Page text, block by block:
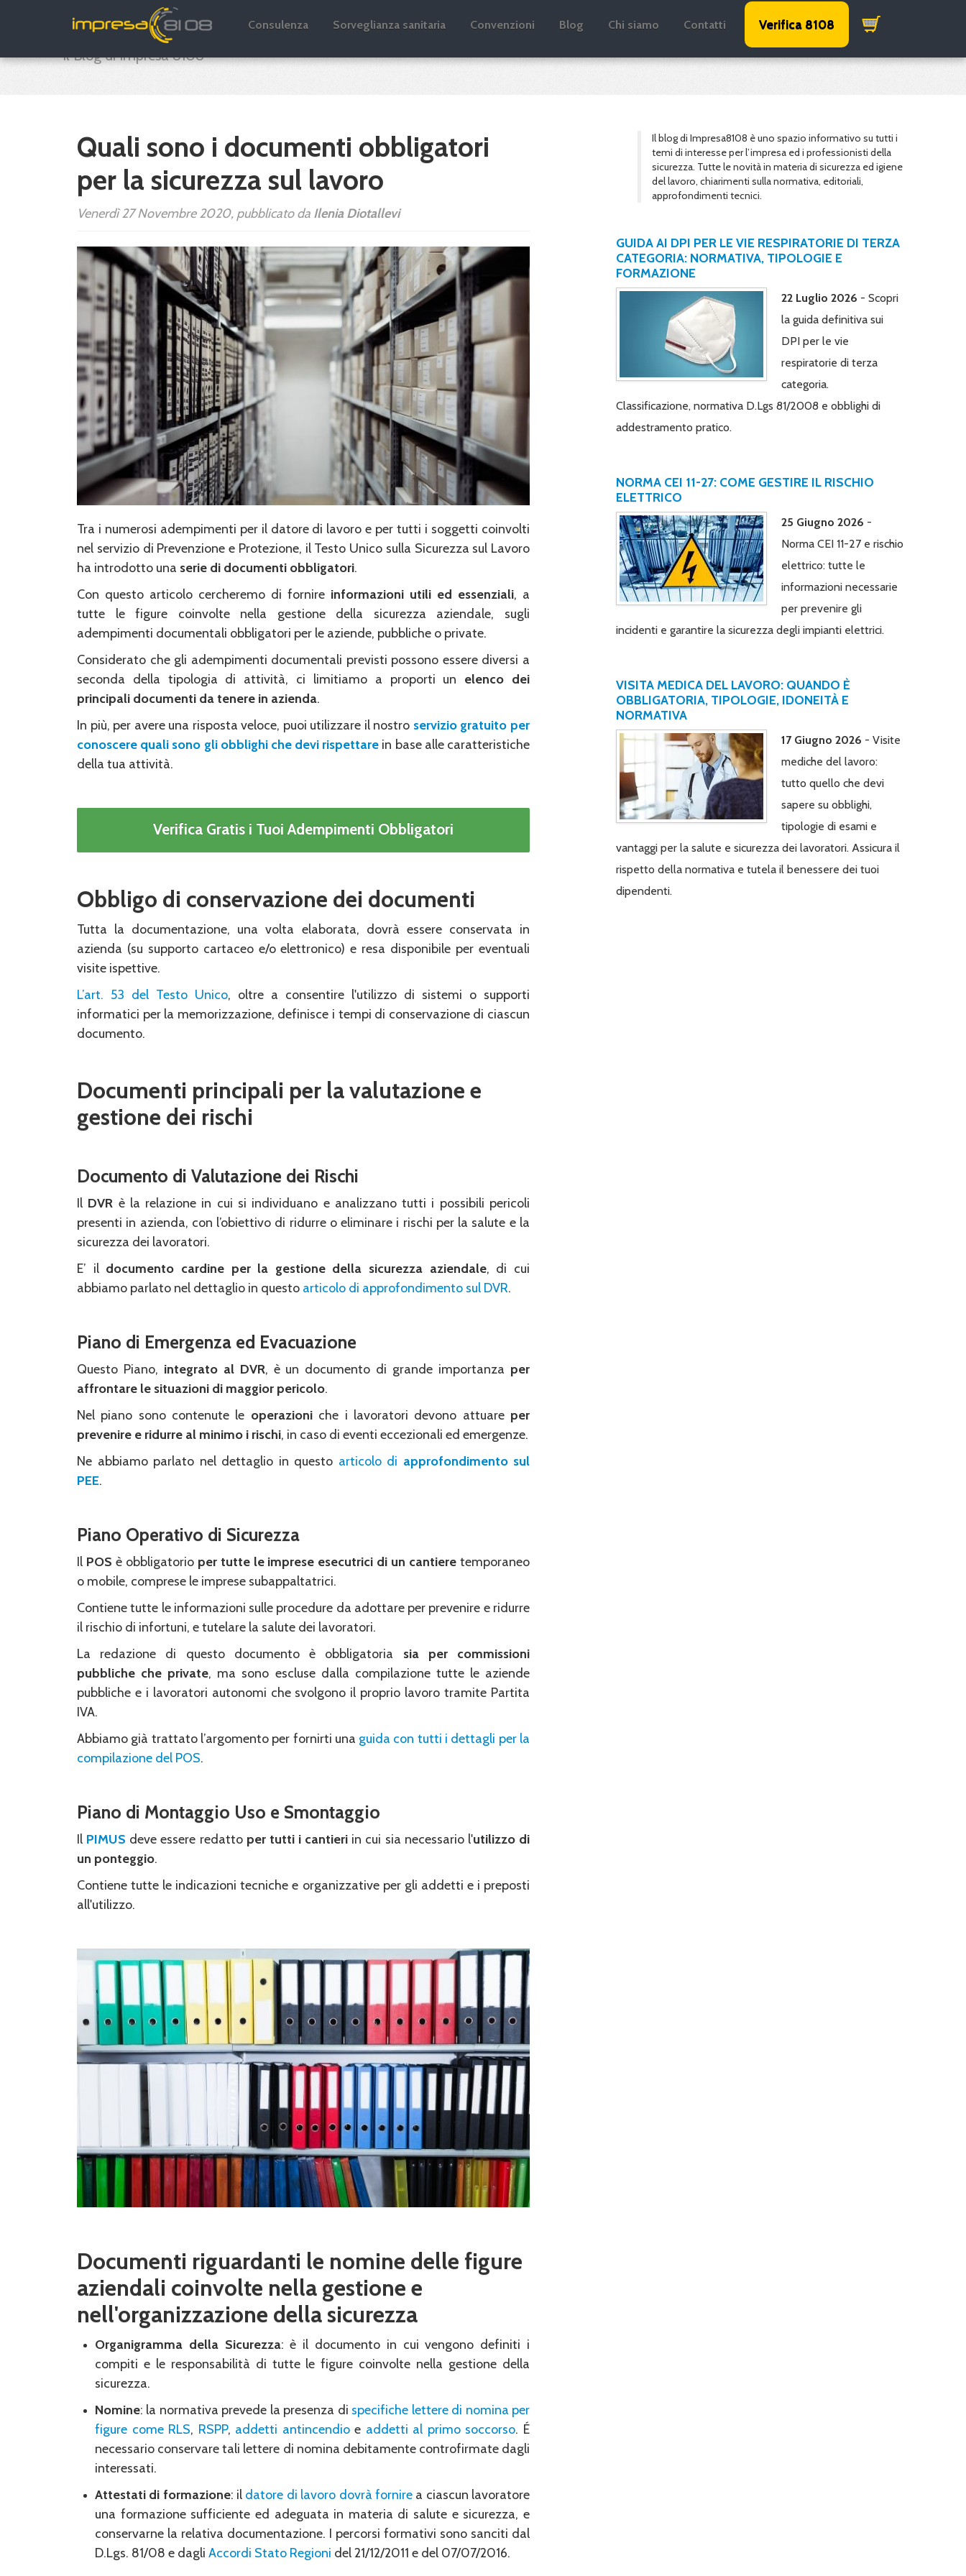
Consulenza Sorveglianza sanitaria Convenzioni Blog Chi siamo Contatti Verifica 8108
Impresa 8108 Blog
Il Blog di Impresa 8108
Quali sono i documenti obbligatori
per la sicurezza sul lavoro
Venerdì 27 Novembre 2020, pubblicato da Ilenia Diotallevi
Tra i numerosi adempimenti per il datore di lavoro e per tutti i soggetti coinvolti
nel servizio di Prevenzione e Protezione, il Testo Unico sulla Sicurezza sul Lavoro
ha introdotto una serie di documenti obbligatori.
Con questo articolo cercheremo di fornire informazioni utili ed essenziali, a
tutte le figure coinvolte nella gestione della sicurezza aziendale, sugli
adempimenti documentali obbligatori per le aziende, pubbliche o private.
Considerato che gli adempimenti documentali previsti possono essere diversi a
seconda della tipologia di attività, ci limitiamo a proporti un elenco dei
principali documenti da tenere in azienda.
In più, per avere una risposta veloce, puoi utilizzare il nostro servizio gratuito per
conoscere quali sono gli obblighi che devi rispettare in base alle caratteristiche
della tua attività.
Verifica Gratis i Tuoi Adempimenti Obbligatori
Obbligo di conservazione dei documenti
Tutta la documentazione, una volta elaborata, dovrà essere conservata in
azienda (su supporto cartaceo e/o elettronico) e resa disponibile per eventuali
visite ispettive.
L’art. 53 del Testo Unico, oltre a consentire l'utilizzo di sistemi o supporti
informatici per la memorizzazione, definisce i tempi di conservazione di ciascun
documento.
Documenti principali per la valutazione e
gestione dei rischi
Documento di Valutazione dei Rischi
Il DVR è la relazione in cui si individuano e analizzano tutti i possibili pericoli
presenti in azienda, con l’obiettivo di ridurre o eliminare i rischi per la salute e la
sicurezza dei lavoratori.
E’ il documento cardine per la gestione della sicurezza aziendale, di cui
abbiamo parlato nel dettaglio in questo articolo di approfondimento sul DVR.
Piano di Emergenza ed Evacuazione
Questo Piano, integrato al DVR, è un documento di grande importanza per
affrontare le situazioni di maggior pericolo.
Nel piano sono contenute le operazioni che i lavoratori devono attuareper
prevenire e ridurre al minimo i rischi, in caso di eventi eccezionali ed emergenze.
Ne abbiamo parlato nel dettaglio in questo articolo di approfondimento sul
PEE.
Piano Operativo di Sicurezza
Il POS è obbligatorio per tutte le imprese esecutrici di un cantiere temporaneo
o mobile, comprese le imprese subappaltatrici.
Contiene tutte le informazioni sulle procedure da adottare per prevenire e ridurre
il rischio di infortuni, e tutelare la salute dei lavoratori.
La redazione di questo documento è obbligatoria sia per commissioni
pubbliche che private, ma sono escluse dalla compilazione tutte le aziende
pubbliche e i lavoratori autonomi che svolgono il proprio lavoro tramite Partita
IVA.
Abbiamo già trattato l’argomento per fornirti una guida con tutti i dettagli per la
compilazione del POS.
Piano di Montaggio Uso e Smontaggio
Il PIMUS deve essere redatto per tutti i cantieri in cui sia necessario l'utilizzo di
un ponteggio.
Contiene tutte le indicazioni tecniche e organizzative per gli addetti e i preposti
all'utilizzo.
Documenti riguardanti le nomine delle figure
aziendali coinvolte nella gestione e
nell'organizzazione della sicurezza
Organigramma della Sicurezza: è il documento in cui vengono definiti i
compiti e le responsabilità di tutte le figure coinvolte nella gestione della
sicurezza.
Nomine: la normativa prevede la presenza di specifiche lettere di nomina per
figure come RLS, RSPP, addetti antincendioe addetti al primo soccorso. É
necessario conservare tali lettere di nomina debitamente controfirmate dagli
interessati.
Attestati di formazione: il datore di lavoro dovrà fornirea ciascun lavoratore
una formazione sufficiente ed adeguata in materia di salute e sicurezza, e
conservarne la relativa documentazione. I percorsi formativi sono sanciti dal
D.Lgs. 81/08 e dagli Accordi Stato Regioni del 21/12/2011 e del 07/07/2016.
Il blog di Impresa8108 è uno spazio informativo su tutti i
temi di interesse per l’impresa ed i professionisti della
sicurezza. Tutte le novità in materia di sicurezza ed igiene
del lavoro, chiarimenti sulla normativa, editoriali,
approfondimenti tecnici.
GUIDA AI DPI PER LE VIE RESPIRATORIE DI TERZA
CATEGORIA: NORMATIVA, TIPOLOGIE E
FORMAZIONE
22 Luglio 2026 - Scopri
la guida definitiva sui
DPI per le vie
respiratorie di terza
categoria.
Classificazione, normativa D.Lgs 81/2008 e obblighi di
addestramento pratico.
NORMA CEI 11-27: COME GESTIRE IL RISCHIO
ELETTRICO
25 Giugno 2026 -
Norma CEI 11-27 e rischio
elettrico: tutte le
informazioni necessarie
per prevenire gli
incidenti e garantire la sicurezza degli impianti elettrici.
VISITA MEDICA DEL LAVORO: QUANDO È
OBBLIGATORIA, TIPOLOGIE, IDONEITÀ E
NORMATIVA
17 Giugno 2026 - Visite
mediche del lavoro:
tutto quello che devi
sapere su obblighi,
tipologie di esami e
vantaggi per la salute e sicurezza dei lavoratori. Assicura il
rispetto della normativa e tutela il benessere dei tuoi
dipendenti.